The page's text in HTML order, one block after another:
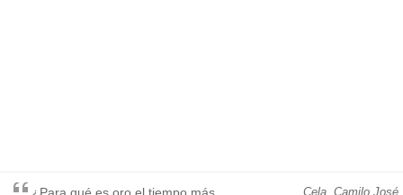
Cela, Camilo José